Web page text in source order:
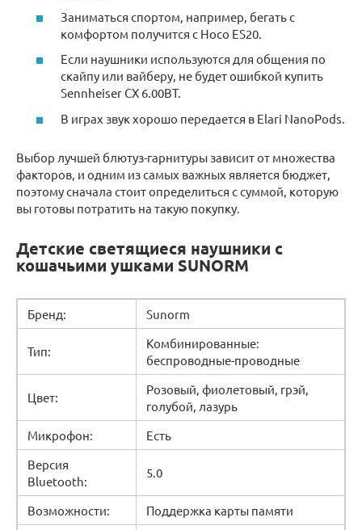
Заниматься спортом, например, бегать с
комфортом получится с Hoco ES20.
Если наушники используются для общения по
скайпу или вайберу, не будет ошибкой купить
Sennheiser CX 6.00BT.
В играх звук хорошо передается в Elari NanoPods.
Выбор лучшей блютуз-гарнитуры зависит от множества
факторов, и одним из самых важных является бюджет,
поэтому сначала стоит определиться с суммой, которую
вы готовы потратить на такую покупку.
Детские светящиеся наушники с
кошачьими ушками SUNORM
Бренд: Sunorm
Тип:
Комбинированные:
беспроводные-проводные
Цвет:
Розовый, фиолетовый, грэй,
голубой, лазурь
Микрофон:
Есть
Версия
Bluetooth:
5.0
Возможности:
Поддержка карты памяти